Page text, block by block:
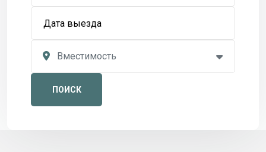
Вместимость
ПОИСК